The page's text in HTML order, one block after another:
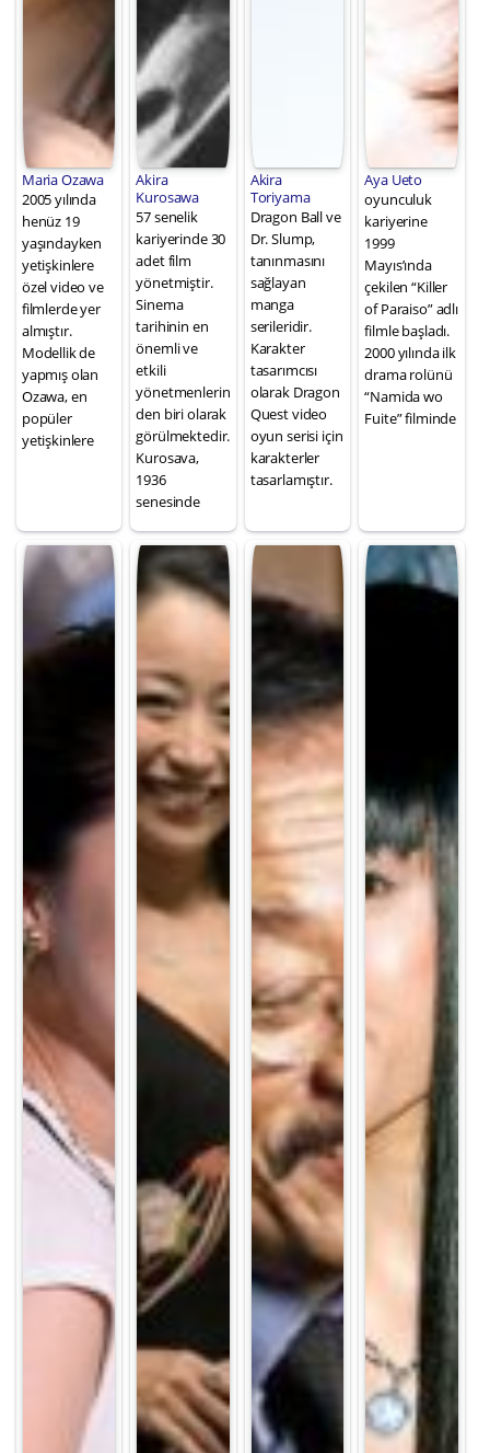
Maria Ozawa
2005 yılında
henüz 19
yaşındayken
yetişkinlere
özel video ve
filmlerde yer
almıştır.
Modellik de
yapmış olan
Ozawa, en
popüler
yetişkinlere
Akira
Kurosawa
57 senelik
kariyerinde 30
adet film
yönetmiştir.
Sinema
tarihinin en
önemli ve
etkili
yönetmenlerin
den biri olarak
görülmektedir.
Kurosava,
1936
senesinde
Akira
Toriyama
Dragon Ball ve
Dr. Slump,
tanınmasını
sağlayan
manga
serileridir.
Karakter
tasarımcısı
olarak Dragon
Quest video
oyun serisi için
karakterler
tasarlamıştır.
Aya Ueto
oyunculuk
kariyerine
1999
Mayıs’ında
çekilen “Killer
of Paraiso” adlı
filmle başladı.
2000 yılında ilk
drama rolünü
“Namida wo
Fuite” filminde